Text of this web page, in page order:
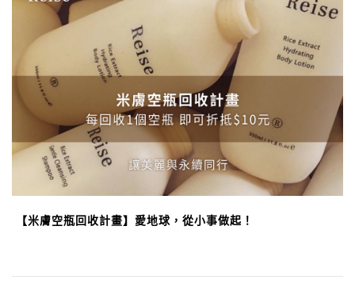
【米膚空瓶回收計畫】愛地球，從小事做起！